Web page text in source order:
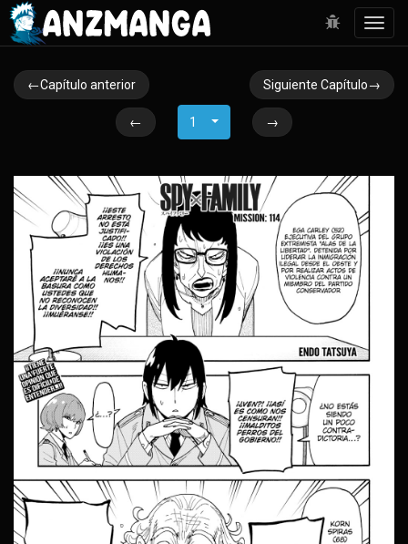
←Capítulo anterior Siguiente Capítulo→
← 1 →